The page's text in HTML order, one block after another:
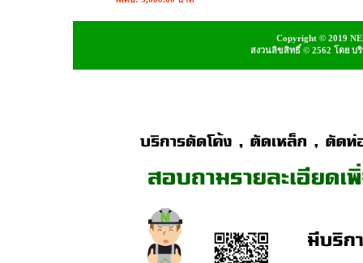
Copyright © 2019
สงวนลิขสิทธิ์ © 2562 โดย บ